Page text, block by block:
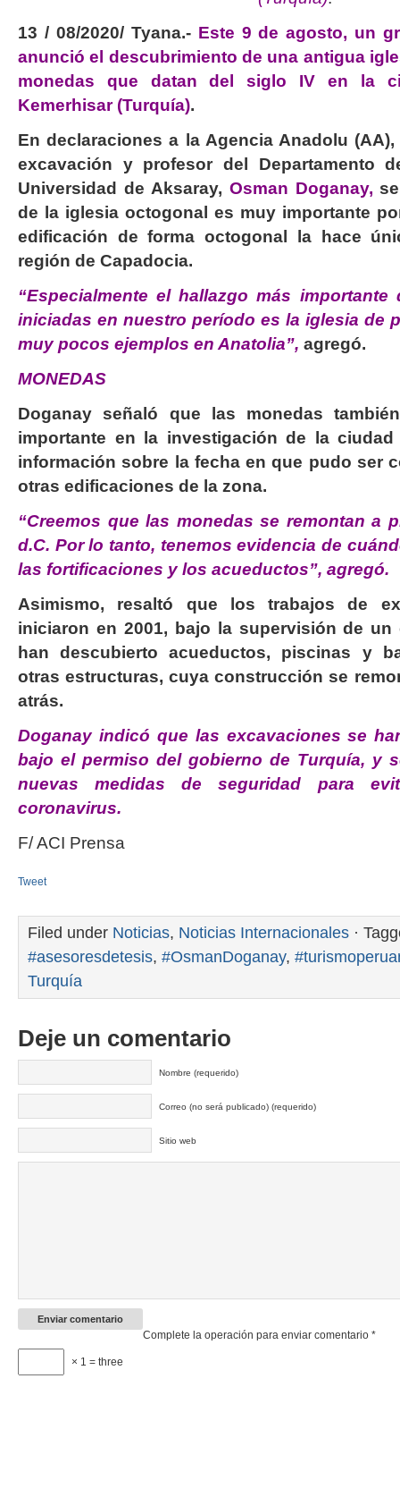
13 / 08/2020/ Tyana.- Este 9 de agosto, un
anunció el descubrimiento de una antigua
monedas que datan del siglo IV en la
Kemerhisar (Turquía).
En declaraciones a la Agencia Anadolu
excavación y profesor del Departamento
Universidad de Aksaray, Osman Doganay,
de la iglesia octogonal es muy importante
edificación de forma octogonal la hace
región de Capadocia.
“Especialmente el hallazgo más importante
iniciadas en nuestro período es la iglesia de
muy pocos ejemplos en Anatolia”, agregó.
MONEDAS
Doganay señaló que las monedas
importante en la investigación de la
información sobre la fecha en que pudo ser
otras edificaciones de la zona.
“Creemos que las monedas se remontan a
d.C. Por lo tanto, tenemos evidencia de
las fortificaciones y los acueductos”, agregó.
Asimismo, resaltó que los trabajos de
iniciaron en 2001, bajo la supervisión de
han descubierto acueductos, piscinas y
otras estructuras, cuya construcción se
atrás.
Doganay indicó que las excavaciones se
bajo el permiso del gobierno de Turquía, y
nuevas medidas de seguridad para
coronavirus.
F/ ACI Prensa
Tweet
Filed under Noticias, Noticias Internacionales ·
#asesoresdetesis, #OsmanDoganay,
Turquía
Deje un comentario
Nombre (requerido)
Correo (no será publicado) (requerido)
Sitio web
Complete la operación para enviar comentario *
× 1 = three